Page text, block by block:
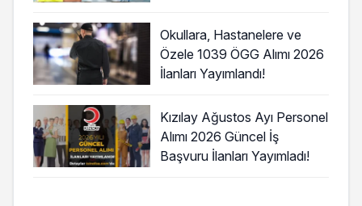
Okullara, Hastanelere ve
Özele 1039 ÖGG Alımı 2026
İlanları Yayımlandı!
Kızılay Ağustos Ayı Personel
Alımı 2026 Güncel İş
Başvuru İlanları Yayımladı!